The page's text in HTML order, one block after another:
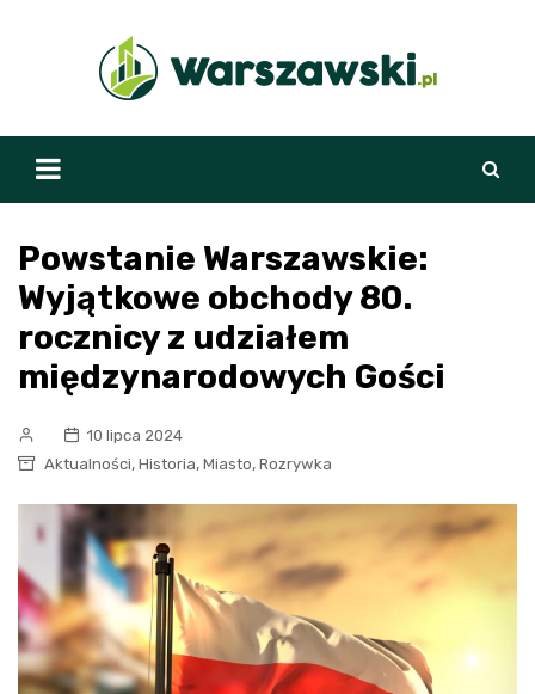
Powstanie Warszawskie:
Wyjątkowe obchody 80.
rocznicy z udziałem
międzynarodowych Gości
10 lipca 2024
Aktualności, Historia, Miasto, Rozrywka